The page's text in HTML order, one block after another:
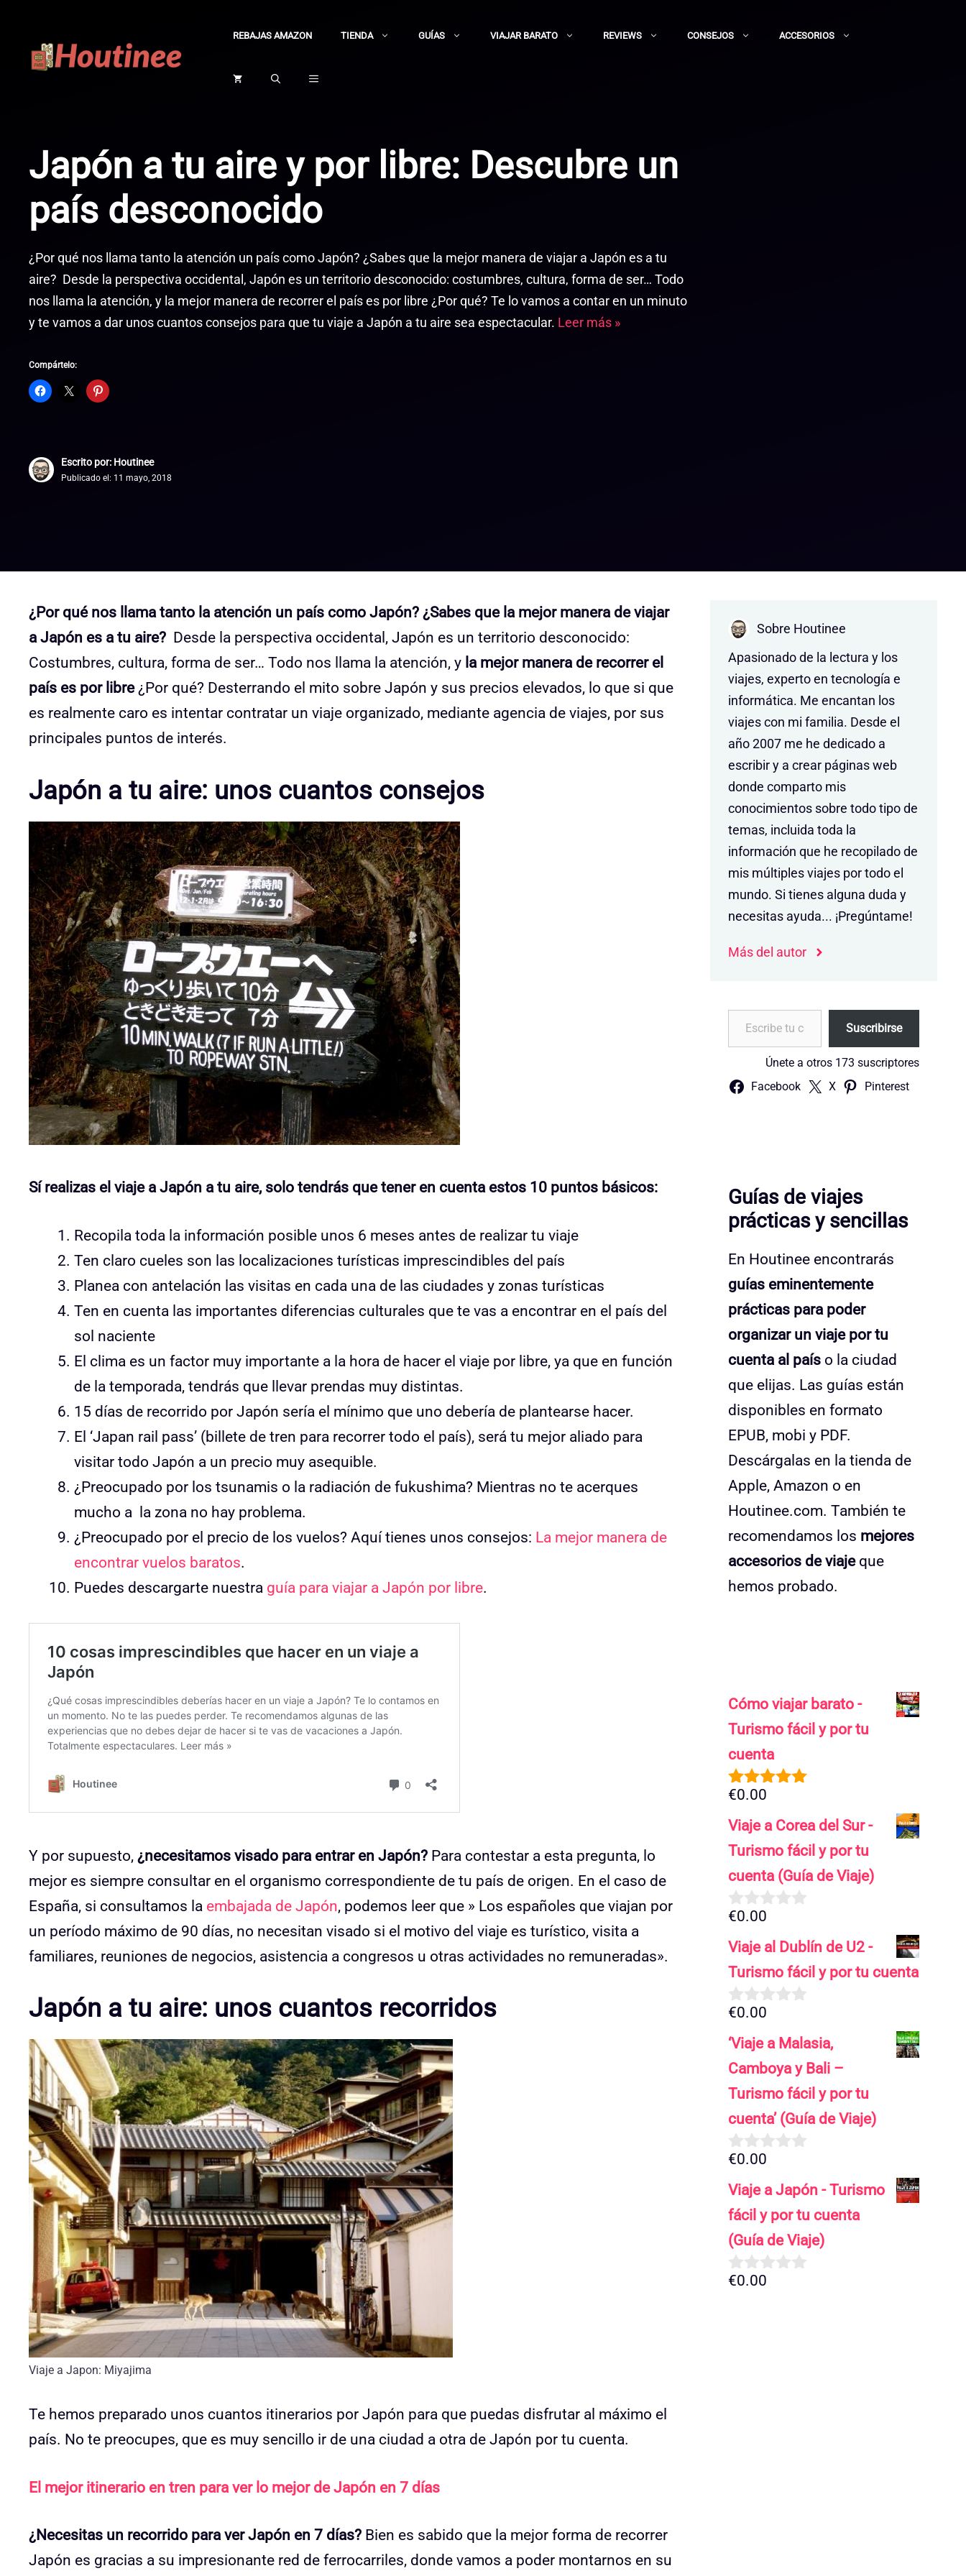
contenido
REBAJAS AMAZON TIENDA GUÍAS VIAJAR BARATO REVIEWS CONSEJOS ACCESORIOS
Japón a tu aire y por libre: Descubre un
país desconocido
¿Por qué nos llama tanto la atención un país como Japón? ¿Sabes que la mejor manera de viajar a Japón es a tu
aire? Desde la perspectiva occidental, Japón es un territorio desconocido: costumbres, cultura, forma de ser… Todo
nos llama la atención, y la mejor manera de recorrer el país es por libre ¿Por qué? Te lo vamos a contar en un minuto
y te vamos a dar unos cuantos consejos para que tu viaje a Japón a tu aire sea espectacular. Leer más »
Compártelo:
Escrito por: Houtinee
Publicado el: 11 mayo, 2018
¿Por qué nos llama tanto la atención un país como Japón? ¿Sabes que la mejor manera de viajar
a Japón es a tu aire? Desde la perspectiva occidental, Japón es un territorio desconocido:
Costumbres, cultura, forma de ser… Todo nos llama la atención, y la mejor manera de recorrer el
país es por libre¿Por qué? Desterrando el mito sobre Japón y sus precios elevados, lo que si que
es realmente caro es intentar contratar un viaje organizado, mediante agencia de viajes, por sus
principales puntos de interés.
Japón a tu aire: unos cuantos consejos
Sí realizas el viaje a Japón a tu aire, solo tendrás que tener en cuenta estos 10 puntos básicos:
Recopila toda la información posible unos 6 meses antes de realizar tu viaje
Ten claro cueles son las localizaciones turísticas imprescindibles del país
Planea con antelación las visitas en cada una de las ciudades y zonas turísticas
Ten en cuenta las importantes diferencias culturales que te vas a encontrar en el país del
sol naciente
El clima es un factor muy importante a la hora de hacer el viaje por libre, ya que en función
de la temporada, tendrás que llevar prendas muy distintas.
15 días de recorrido por Japón sería el mínimo que uno debería de plantearse hacer.
El ‘Japan rail pass’ (billete de tren para recorrer todo el país), será tu mejor aliado para
visitar todo Japón a un precio muy asequible.
¿Preocupado por los tsunamis o la radiación de fukushima? Mientras no te acerques
mucho a la zona no hay problema.
¿Preocupado por el precio de los vuelos? Aquí tienes unos consejos: La mejor manera de
encontrar vuelos baratos.
Puedes descargarte nuestra guía para viajar a Japón por libre.
Y por supuesto, ¿necesitamos visado para entrar en Japón? Para contestar a esta pregunta, lo
mejor es siempre consultar en el organismo correspondiente de tu país de origen. En el caso de
España, si consultamos la embajada de Japón, podemos leer que » Los españoles que viajan por
un período máximo de 90 días, no necesitan visado si el motivo del viaje es turístico, visita a
familiares, reuniones de negocios, asistencia a congresos u otras actividades no remuneradas».
Japón a tu aire: unos cuantos recorridos
Viaje a Japon: Miyajima
Te hemos preparado unos cuantos itinerarios por Japón para que puedas disfrutar al máximo el
país. No te preocupes, que es muy sencillo ir de una ciudad a otra de Japón por tu cuenta.
El mejor itinerario en tren para ver lo mejor de Japón en 7 días
¿Necesitas un recorrido para ver Japón en 7 días? Bien es sabido que la mejor forma de recorrer
Japón es gracias a su impresionante red de ferrocarriles, donde vamos a poder montarnos en su
Sobre Houtinee
Apasionado de la lectura y los
viajes, experto en tecnología e
informática. Me encantan los
viajes con mi familia. Desde el
año 2007 me he dedicado a
escribir y a crear páginas web
donde comparto mis
conocimientos sobre todo tipo de
temas, incluida toda la
información que he recopilado de
mis múltiples viajes por todo el
mundo. Si tienes alguna duda y
necesitas ayuda... ¡Pregúntame!
Más del autor
Escribe tu correo electrónico…
Suscribirse
Únete a otros 173 suscriptores
Facebook X Pinterest
Guías de viajes
prácticas y sencillas
En Houtinee encontrarás
guías eminentemente
prácticas para poder
organizar un viaje por tu
cuenta al país o la ciudad
que elijas. Las guías están
disponibles en formato
EPUB, mobi y PDF.
Descárgalas en la tienda de
Apple, Amazon o en
Houtinee.com. También te
recomendamos los mejores
accesorios de viajeque
hemos probado.
Cómo viajar barato -
Turismo fácil y por tu
cuenta
5.00de 5
€0.00
Viaje a Corea del Sur -
Turismo fácil y por tu
cuenta (Guía de Viaje)
0
e
5
€0.00
Viaje al Dublín de U2 -
Turismo fácil y por tu cuenta
0
e
5
€0.00
‘Viaje a Malasia,
Camboya y Bali –
Turismo fácil y por tu
cuenta’ (Guía de Viaje)
0
e
5
€0.00
Viaje a Japón - Turismo
fácil y por tu cuenta
(Guía de Viaje)
0
€0.00